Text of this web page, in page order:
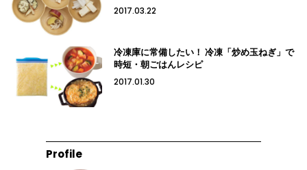
2017.03.22
冷凍庫に常備したい！ 冷凍「炒め玉ねぎ」で
時短・朝ごはんレシピ
2017.01.30
Profile